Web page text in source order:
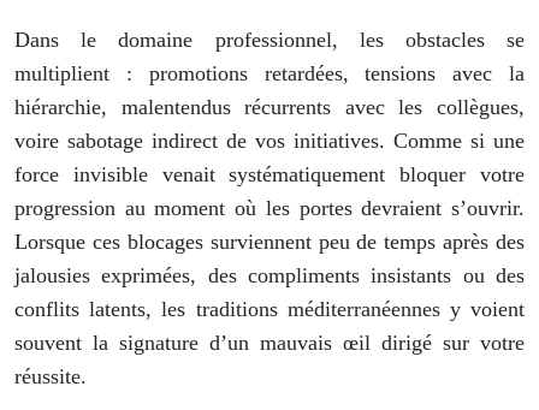
Dans le domaine professionnel, les obstacles se
multiplient : promotions retardées, tensions avec la
hiérarchie, malentendus récurrents avec les collègues,
voire sabotage indirect de vos initiatives. Comme si une
force invisible venait systématiquement bloquer votre
progression au moment où les portes devraient s’ouvrir.
Lorsque ces blocages surviennent peu de temps après des
jalousies exprimées, des compliments insistants ou des
conflits latents, les traditions méditerranéennes y voient
souvent la signature d’un mauvais œil dirigé sur votre
réussite.